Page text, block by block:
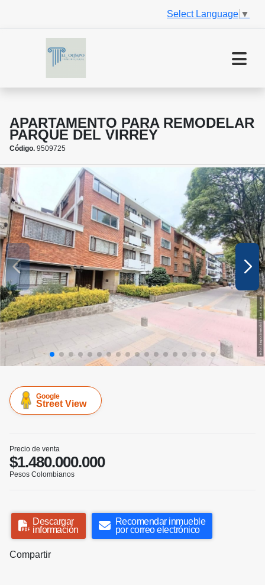
Select Language ▼
APARTAMENTO PARA REMODELAR
PARQUE DEL VIRREY
Código. 9509725
Google
Street View
Precio de venta
$1.480.000.000
Pesos Colombianos
Descargar
información
Recomendar inmueble
por correo electrónico
Compartir